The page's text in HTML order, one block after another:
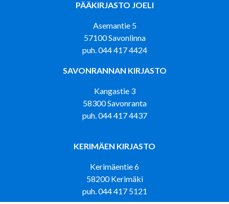
PÄÄKIRJASTO JOELI
Asemantie 5
57100 Savonlinna
puh. 044 417 4424
SAVONRANNAN KIRJASTO
Kangastie 3
58300 Savonranta
puh. 044 417 4437
KERIMÄEN KIRJASTO
Kerimäentie 6
58200 Kerimäki
puh. 044 417 5121